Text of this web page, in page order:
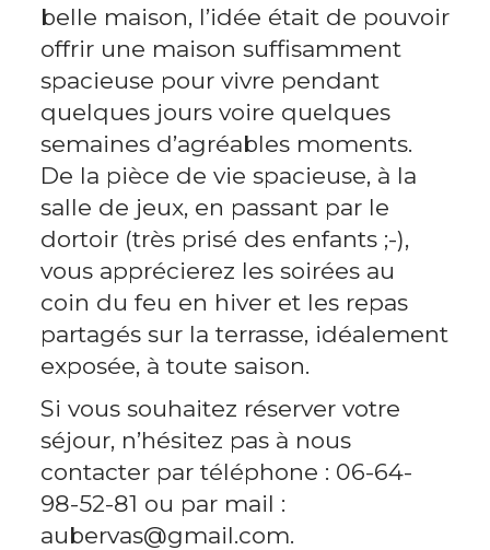
belle maison, l’idée était de pouvoir
offrir une maison suffisamment
spacieuse pour vivre pendant
quelques jours voire quelques
semaines d’agréables moments.
De la pièce de vie spacieuse, à la
salle de jeux, en passant par le
dortoir (très prisé des enfants ;-),
vous apprécierez les soirées au
coin du feu en hiver et les repas
partagés sur la terrasse, idéalement
exposée, à toute saison.
Si vous souhaitez réserver votre
séjour, n’hésitez pas à nous
contacter par téléphone : 06-64-
98-52-81 ou par mail :
aubervas@gmail.com.